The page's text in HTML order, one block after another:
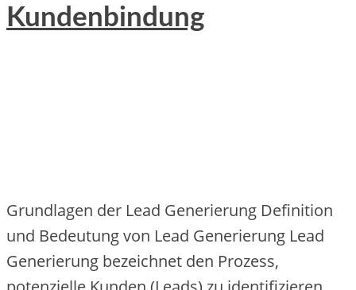
Kundenbindung
Grundlagen d‬er Lead Generierung Definition
u‬nd Bedeutung v‬on Lead Generierung Lead
Generierung bezeichnet d‬en Prozess,